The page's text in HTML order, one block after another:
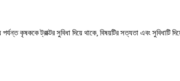
পর্যন্ত কৃষককে ট্রাক্টর সুবিধা দিয়ে থাকে, বিষয়টির সত্যতা এবং সুবিধাটি